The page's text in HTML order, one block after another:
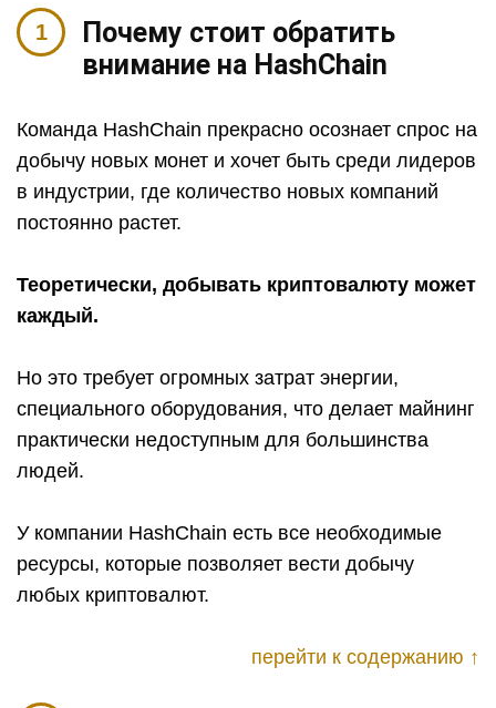
Почему стоит обратить
внимание на HashChain
Команда HashChain прекрасно осознает спрос на
добычу новых монет и хочет быть среди лидеров
в индустрии, где количество новых компаний
постоянно растет.
Теоретически, добывать криптовалюту может
каждый.
Но это требует огромных затрат энергии,
специального оборудования, что делает майнинг
практически недоступным для большинства
людей.
У компании HashChain есть все необходимые
ресурсы, которые позволяет вести добычу
любых криптовалют.
перейти к содержанию ↑